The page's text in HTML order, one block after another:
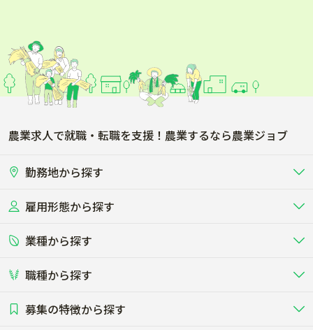
農業求人で就職・転職を支援！農業するなら農業ジョブ
勤務地から探す
北海道
関東
東海
雇用形態から探す
正社員 バイト・アルバイト・パート
短期アルバイト
その他（独立・副業など）
業種から探す
畜産（酪農･肉牛･養豚･養鶏など）
酪農
職種から探す
農場･牧場･現場職
専門職（獣医師･人工授精師･
募集の特徴から探す